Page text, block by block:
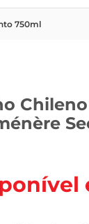
750ml